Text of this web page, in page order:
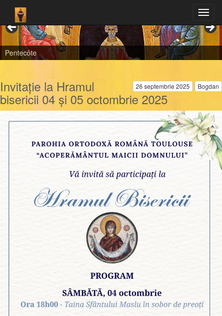
Pentecôte
26 septembrie 2025 Bogdan
Invitație la Hramul
bisericii 04 și 05 octombrie 2025